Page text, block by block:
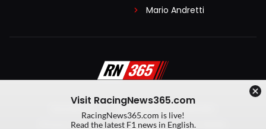
Mario Andretti
Algemene voorwaarden
Privacy Policy
Created by On Your Marks
Visit RacingNews365.com
RacingNews365.com is live!
Read the latest F1 news in English.